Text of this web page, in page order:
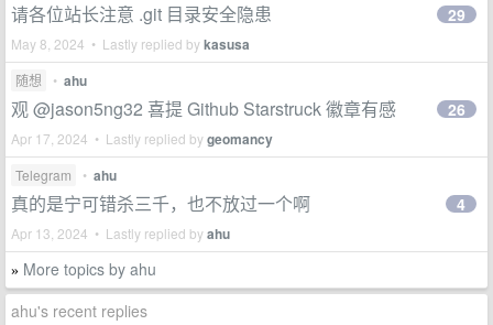
请各位站长注意 .git 目录安全隐患
May 8, 2024 • Lastly replied bykasusa
29
随想 • ahu
观 @jason5ng32 喜提 Github Starstruck 徽章有感
Apr 17, 2024 • Lastly replied bygeomancy
26
Telegram • ahu
真的是宁可错杀三千，也不放过一个啊
Apr 13, 2024 • Lastly replied byahu
4
» More topics by ahu
ahu's recent replies